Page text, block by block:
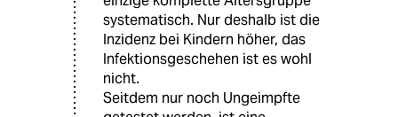
systematisch. Nur deshalb ist die
Inzidenz bei Kindern höher, das
Infektionsgeschehen ist es wohl
nicht.
Seitdem nur noch Ungeimpfte